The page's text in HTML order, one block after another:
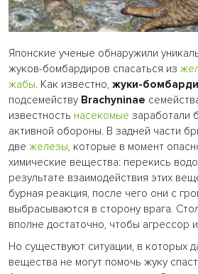
Японские ученые обнаружили
жуков-бомбардиров спасаться из
жабы. Как известно, жуки-
подсемейству Brachyninae
известность насекомые заработали
активной обороны. В задней части
две железы, которые в момент
химические вещества: перекись
результате взаимодействия этих
бурная реакция, после чего они с
выбрасываются в сторону врага.
вполне достаточно, чтобы агрессор
Но существуют ситуации, в которых
вещества не могут помочь жуку